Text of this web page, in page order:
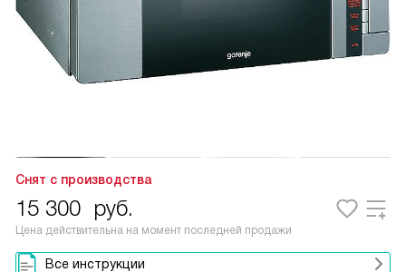
Снят с производства
15 300 руб.
Цена действительна на момент последней продажи
Все инструкции